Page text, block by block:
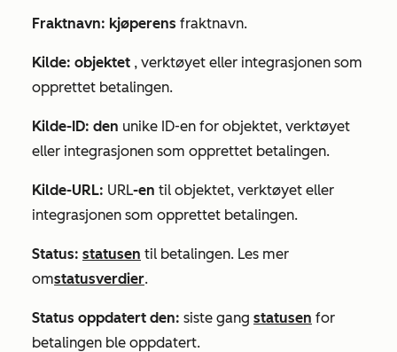
Fraktnavn: kjøperens fraktnavn.
Kilde: objektet , verktøyet eller integrasjonen som
opprettet betalingen.
Kilde-ID: den unike ID-en for objektet, verktøyet
eller integrasjonen som opprettet betalingen.
Kilde-URL: URL-en til objektet, verktøyet eller
integrasjonen som opprettet betalingen.
Status: statusen til betalingen. Les mer
omstatusverdier.
Status oppdatert den: siste gang statusen for
betalingen ble oppdatert.